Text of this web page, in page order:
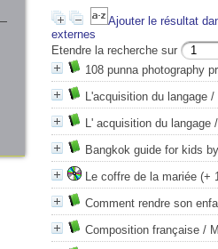
Ajouter le résultat
externes
Etendre la recherche sur
108 punna photography
L'acquisition du langage /
L' acquisition du langage
Bangkok guide for kids
Le coffre de la mariée (+
Comment rendre son
Composition française /